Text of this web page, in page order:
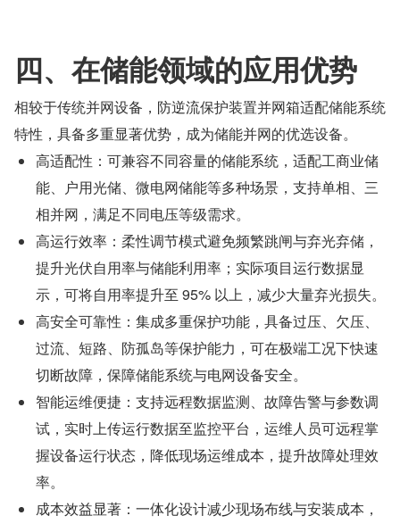
四、在储能领域的应用优势
相较于传统并网设备，防逆流保护装置并网箱适配储能系统
特性，具备多重显著优势，成为储能并网的优选设备。
高适配性：可兼容不同容量的储能系统，适配工商业储
能、户用光储、微电网储能等多种场景，支持单相、三
相并网，满足不同电压等级需求。
高运行效率：柔性调节模式避免频繁跳闸与弃光弃储，
提升光伏自用率与储能利用率；实际项目运行数据显
示，可将自用率提升至 95% 以上，减少大量弃光损失。
高安全可靠性：集成多重保护功能，具备过压、欠压、
过流、短路、防孤岛等保护能力，可在极端工况下快速
切断故障，保障储能系统与电网设备安全。
智能运维便捷：支持远程数据监测、故障告警与参数调
试，实时上传运行数据至监控平台，运维人员可远程掌
握设备运行状态，降低现场运维成本，提升故障处理效
率。
成本效益显著：一体化设计减少现场布线与安装成本，